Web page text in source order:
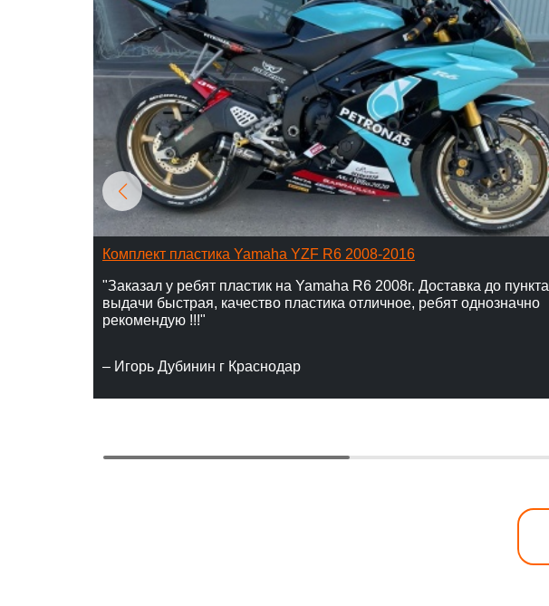
Комплект пластика Yamaha YZF R6 2008-2016
"Заказал у ребят пластик на Yamaha R6 2008г. Доставка до пункта
выдачи быстрая, качество пластика отличное, ребят однозначно
рекомендую !!!"
– Игорь Дубинин г Краснодар